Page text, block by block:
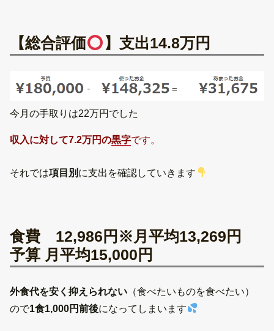
【総合評価 】支出14.8万円
今月の手取りは22万円でした
収入に対して7.2万円の黒字です。
それでは項目別 に支出を確認していきます
食費 12,986円※月平均13,269円
予算 月平均15,000円
外食代を安く抑えられない （食べたいものを食べたい）
ので1食1,000円前後になってしまいます